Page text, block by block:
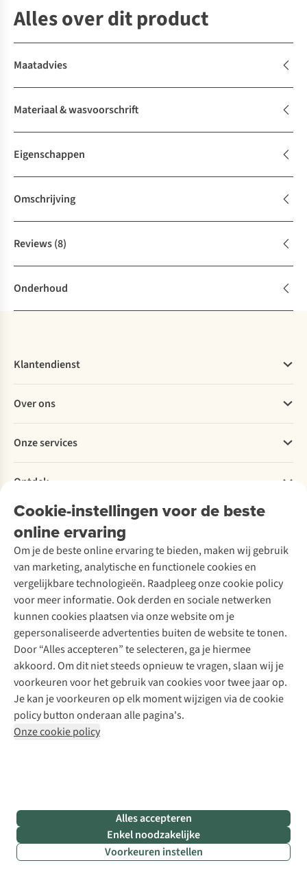
Alles over dit product
Maatadvies
Materiaal & wasvoorschrift
Eigenschappen
Omschrijving
Reviews(8)
Onderhoud
Cookie-instellingen voor de beste
online ervaring
Om je de beste online ervaring te bieden, maken wij gebruik
van marketing, analytische en functionele cookies en
vergelijkbare technologieën. Raadpleeg onze cookie policy
voor meer informatie. Ook derden en sociale netwerken
kunnen cookies plaatsen via onze website om je
gepersonaliseerde advertenties buiten de website te tonen.
Door “Alles accepteren” te selecteren, ga je hiermee
akkoord. Om dit niet steeds opnieuw te vragen, slaan wij je
voorkeuren voor het gebruik van cookies voor twee jaar op.
Je kan je voorkeuren op elk moment wijzigen via de cookie
policy button onderaan alle pagina's.
Onze cookie policy
Alles accepteren
Enkel noodzakelijke
Voorkeuren instellen
Klantendienst
Bestellen
Betalen
Levering
Retourneren
Bestelling herroepen
Garantie
Contact
Over ons
Explore More
Verantwoord ondernemen
Over Ayacucho
Onze winkels
Over A.S.Adventure
Toegankelijkheidsverklaring
Onze services
Ski-onderhoud
Wasservice
Schoenonderhoud
Schoenherstelling
Kledingherstelling
Retouches
Voor bedrijven
Ontdek
A.S.Magazine
Podcast
Explore Academy
Explore Camp
Gear Check
Inspiratie & advies
Meld je aan voor de nieuwsbrief
Follow us
Disclaimer Privacy Policy
Algemene voorwaarden
Cookie Policy